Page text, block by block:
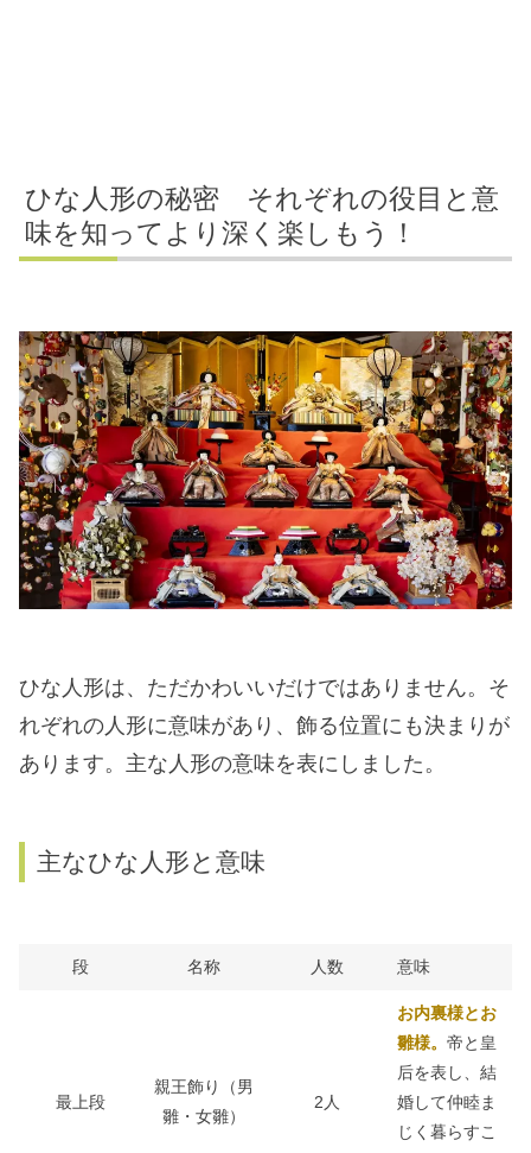
ひな人形の秘密 それぞれの役目と意
味を知ってより深く楽しもう！
ひな人形は、ただかわいいだけではありません。そ
れぞれの人形に意味があり、飾る位置にも決まりが
あります。主な人形の意味を表にしました。
主なひな人形と意味
段 名称 人数 意味
最上段
親王飾り（男
雛・女雛）
2人
お内裏様とお
雛様。帝と皇
后を表し、結
婚して仲睦ま
じく暮らすこ